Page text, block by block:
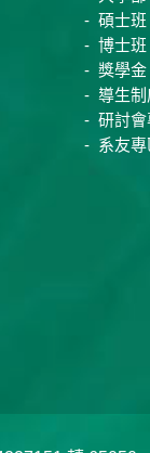
碩士班
博士班
獎學金
導生制
研討會
系友專